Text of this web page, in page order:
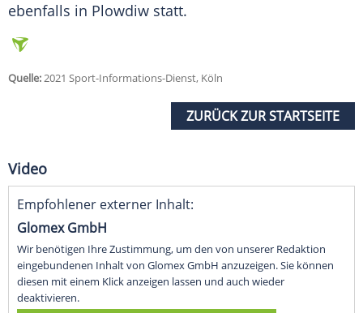
ebenfalls in Plowdiw statt.
Quelle:2021 Sport-Informations-Dienst, Köln
ZURÜCK ZUR STARTSEITE
Video
Empfohlener externer Inhalt:
Glomex GmbH
Wir benötigen Ihre Zustimmung, um den von unserer Redaktion
eingebundenen Inhalt von Glomex GmbH anzuzeigen. Sie können
diesen mit einem Klick anzeigen lassen und auch wieder
deaktivieren.